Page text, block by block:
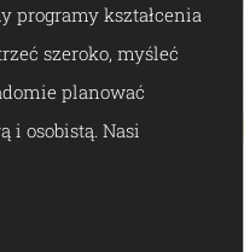
programy kształcenia
szeroko, myśleć
planować
i osobistą. Nasi